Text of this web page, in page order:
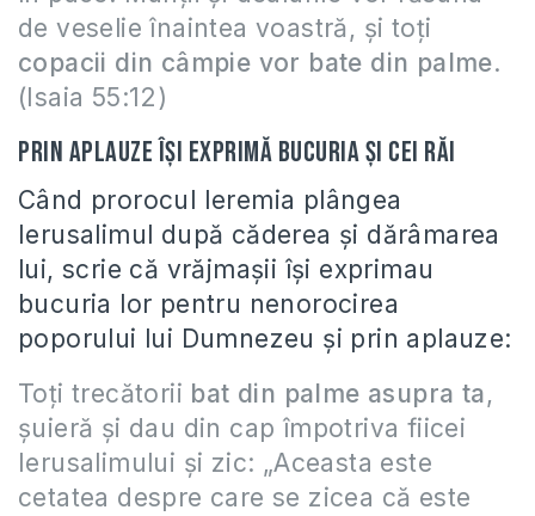
de veselie înaintea voastră, şi toţi
copacii din câmpie vor bate din palme.
(Isaia 55:12)
Prin aplauze îşi exprimă bucuria şi cei răi
Când prorocul Ieremia plângea
Ierusalimul după căderea şi dărâmarea
lui, scrie că vrăjmaşii îşi exprimau
bucuria lor pentru nenorocirea
poporului lui Dumnezeu şi prin aplauze:
Toţi trecătorii bat din palme asupra ta,
şuieră şi dau din cap împotriva fiicei
Ierusalimului şi zic: „Aceasta este
cetatea despre care se zicea că este